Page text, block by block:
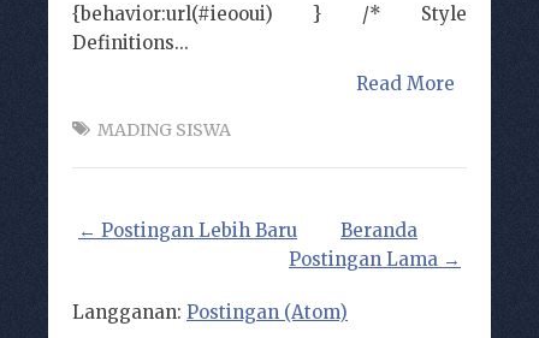
{behavior:url(#ieooui) } /* Style
Definitions...
Read More
MADING SISWA
← Postingan Lebih Baru
Postingan Lama →
Beranda
Langganan: Postingan (Atom)